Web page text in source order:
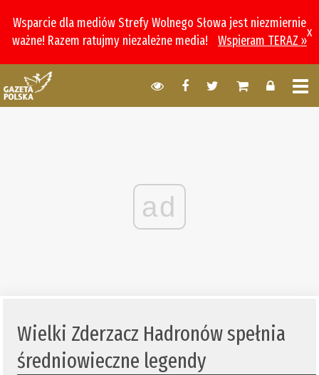
Wsparcie dla mediów Strefy Wolnego Słowa jest niezmiernie
ważne! Razem ratujmy niezależne media!
Wspieram TERAZ »
x
ad
Wielki Zderzacz Hadronów spełnia
średniowieczne legendy